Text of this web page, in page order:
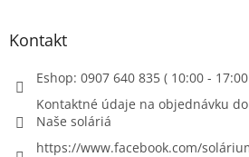
Kontakt
Eshop: 0907 640 835 ( 10:00 -
Kontaktné údaje na objednávku
Naše soláriá
https://www.facebook.com/